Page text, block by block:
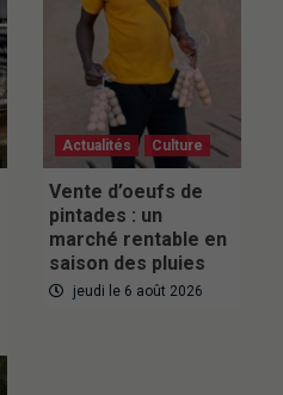
Actualités Culture
Vente d’oeufs de
pintades : un
marché rentable en
saison des pluies
jeudi le 6 août 2026